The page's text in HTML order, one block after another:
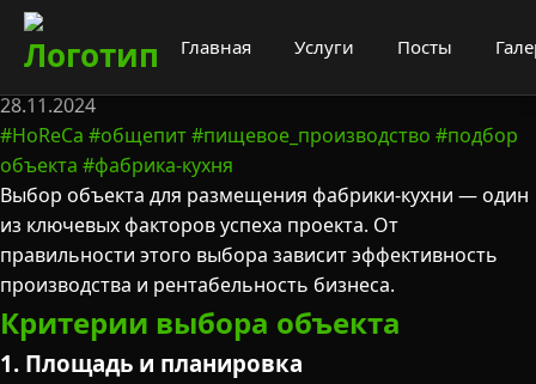
Главная Услуги Посты
Фабрика-кухня: как выбрать
подходящий объект
28.11.2024
#HoReCa #общепит#пищевое_производство #подбор
объекта #фабрика-кухня
Выбор объекта для размещения фабрики-кухни — один
из ключевых факторов успеха проекта. От
правильности этого выбора зависит эффективность
производства и рентабельность бизнеса.
Критерии выбора объекта
1. Площадь и планировка